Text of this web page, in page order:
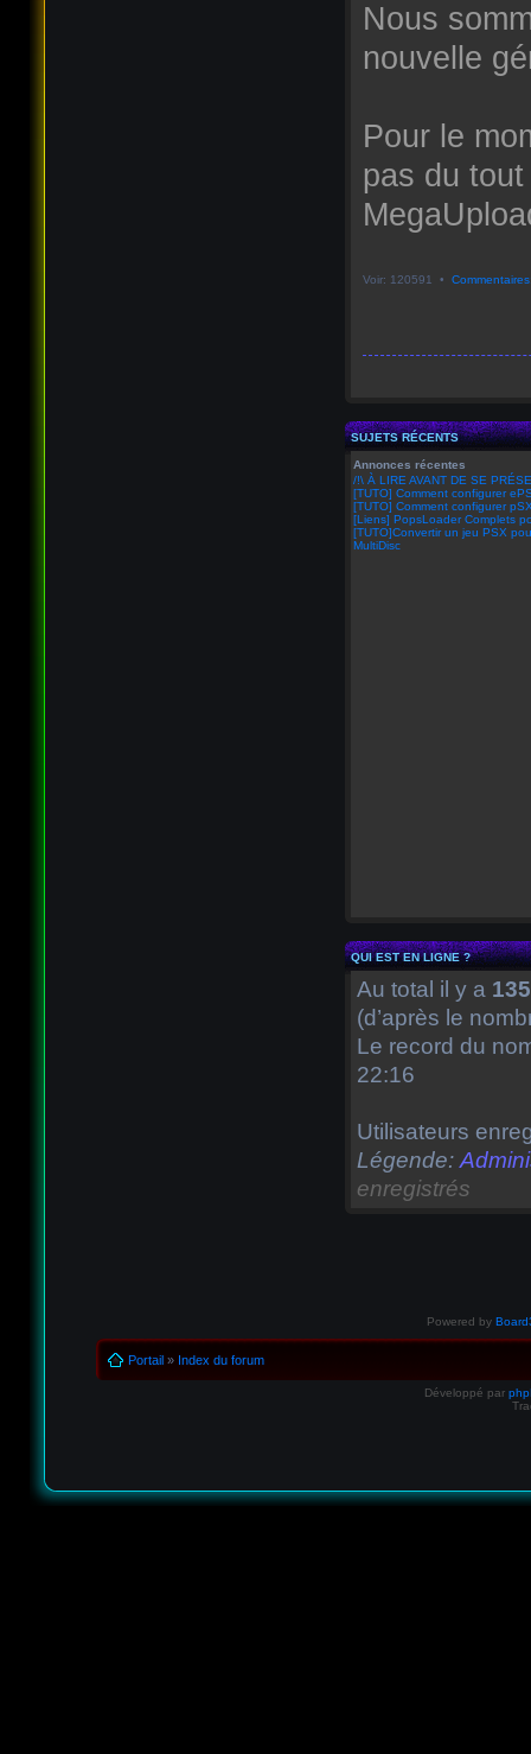
Nous
nouvelle
Pour le
pas du
Voir: 120591 •
SUJETS RÉCENTS
Annonces récentes
/!\ À LIRE AVANT DE SE
[TUTO] Comment configurer
[TUTO] Comment configurer
[Liens] PopsLoader Complets
[TUTO]Convertir un jeu PSX
MultiDisc
QUI EST EN LIGNE ?
Au total il y a 135
(d’après le
Le record du
22:16
Utilisateurs
Légende:
enregistrés
Powered by
Portail» Index du forum
Développé par